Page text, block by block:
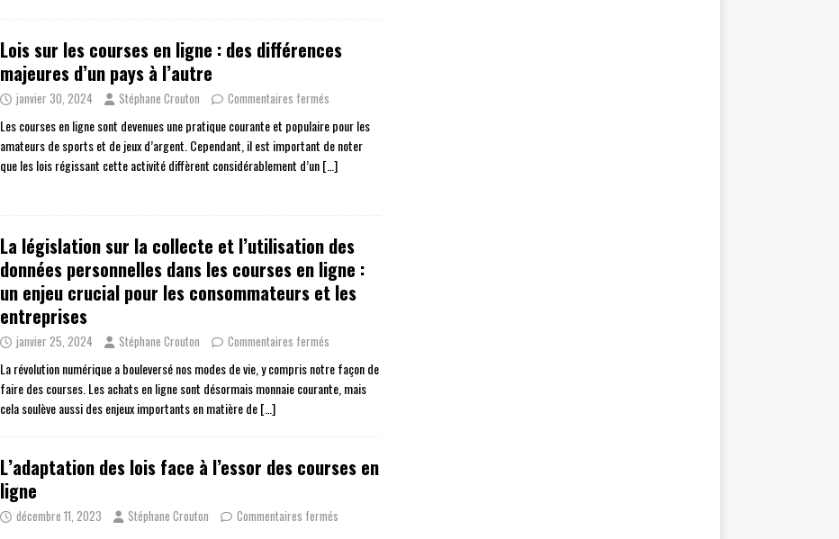
Lois sur les courses en ligne : des différences
majeures d’un pays à l’autre
janvier 30, 2024 Stéphane Crouton Commentaires fermés
Les courses en ligne sont devenues une pratique courante et populaire pour les
amateurs de sports et de jeux d’argent. Cependant, il est important de noter
que les lois régissant cette activité diffèrent considérablement d’un[…]
La législation sur la collecte et l’utilisation des
données personnelles dans les courses en ligne :
un enjeu crucial pour les consommateurs et les
entreprises
janvier 25, 2024 Stéphane Crouton Commentaires fermés
La révolution numérique a bouleversé nos modes de vie, y compris notre façon de
faire des courses. Les achats en ligne sont désormais monnaie courante, mais
cela soulève aussi des enjeux importants en matière de[…]
L’adaptation des lois face à l’essor des courses en
ligne
décembre 11, 2023 Stéphane Crouton Commentaires fermés